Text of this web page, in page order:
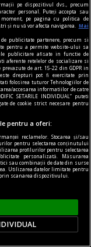
printre
încălcările
privind
pe dispozitivul dvs., precum
personal. Puteți accepta sau
pe pagina cu politica de
și nu vă vor afecta navigarea.
Mai
publicitate partenere, precum si
pentru a permite website-ului sa
publicitare afisate in functie de
aferente retelelor de socializare si
de art. 15-22 din GDPR in
drepturi pot fi exercitate prin
folosirea tuturor Tehnologiilor de
accesarea informatiilor de catre
SETARILE INDIVIDUAL” puteti
de cookie strict necesare pentru
pentru a oferi:
reclamelor. Stocarea și/sau
pentru selectarea conținutului
profilurilor pentru selectarea
personalizată. Măsurarea
sau combinații de date din surse
Utilizarea datelor limitate pentru
scanarea dispozitivului.